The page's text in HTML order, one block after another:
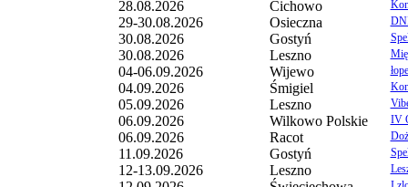
28.08.2026 Cichowo
29-30.08.2026 Osieczna
30.08.2026 Gostyń
30.08.2026 Leszno
04-06.09.2026 Wijewo
04.09.2026 Śmigiel
05.09.2026 Leszno
06.09.2026 Wilkowo Polskie IV
06.09.2026 Racot
11.09.2026 Gostyń
12-13.09.2026 Leszno